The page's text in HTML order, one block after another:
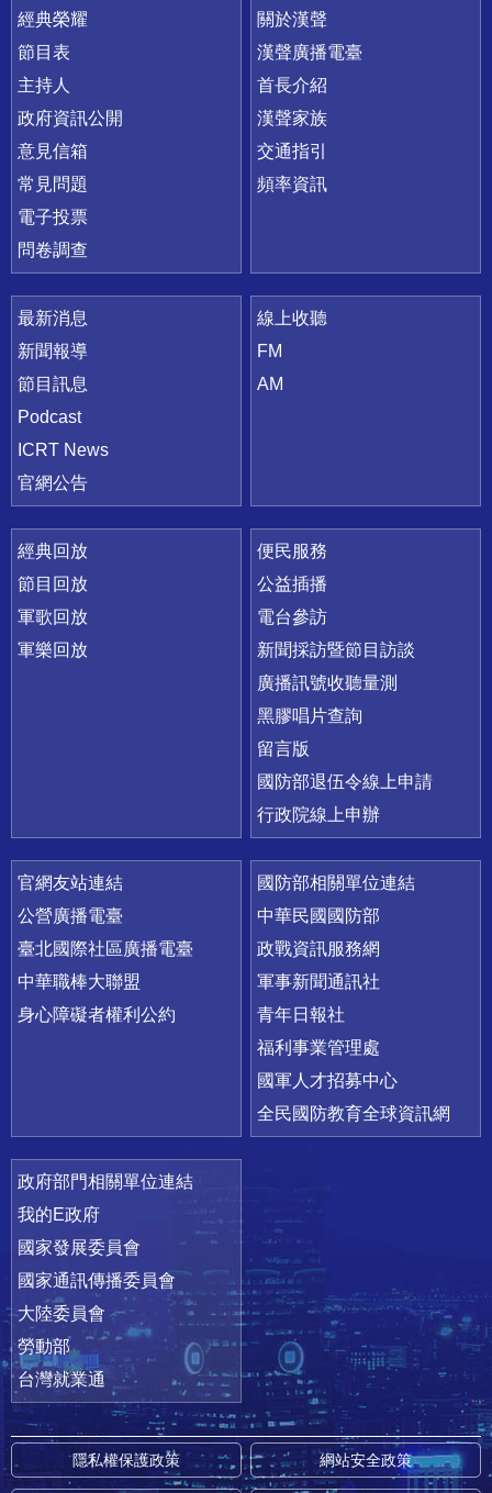
快速連結
經典榮耀
節目表
主持人
政府資訊公開
意見信箱
常見問題
電子投票
問卷調查
關於漢聲
漢聲廣播電臺
首長介紹
漢聲家族
交通指引
頻率資訊
最新消息
新聞報導
節目訊息
Podcast
ICRT News
官網公告
線上收聽
FM
AM
經典回放
節目回放
軍歌回放
軍樂回放
便民服務
公益插播
電台參訪
新聞採訪暨節目訪談
廣播訊號收聽量測
黑膠唱片查詢
留言版
國防部退伍令線上申請
行政院線上申辦
官網友站連結
公營廣播電臺
臺北國際社區廣播電臺
中華職棒大聯盟
身心障礙者權利公約
國防部相關單位連結
中華民國國防部
政戰資訊服務網
軍事新聞通訊社
青年日報社
福利事業管理處
國軍人才招募中心
全民國防教育全球資訊網
政府部門相關單位連結
我的E政府
國家發展委員會
國家通訊傳播委員會
大陸委員會
勞動部
台灣就業通
隱私權保護政策 網站安全政策